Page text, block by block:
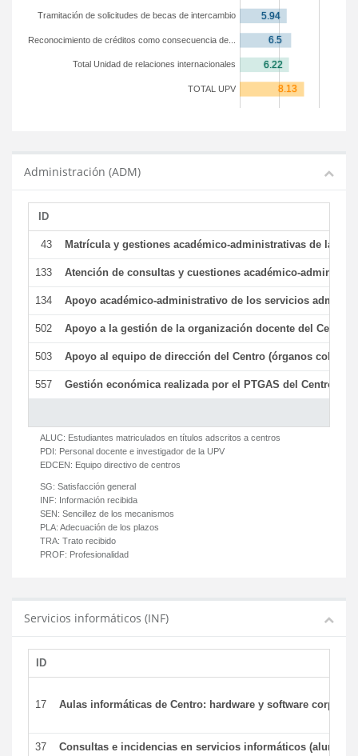
TOTAL UPV
Total Unidad de relaciones internacionales
Reconocimiento de créditos como consecuencia de...
Tramitación de solicitudes de becas de intercambio
Administración (ADM)
ID
43 Matrícula y gestiones académico-administrativas de la
133 Atención de consultas y cuestiones académico-
134 Apoyo académico-administrativo de los servicios
502 Apoyo a la gestión de la organización docente del Centro
503 Apoyo al equipo de dirección del Centro (órganos
557 Gestión económica realizada por el PTGAS del Centro
ALUC: Estudiantes matriculados en títulos adscritos a centros
PDI: Personal docente e investigador de la UPV
EDCEN: Equipo directivo de centros
SG: Satisfacción general
INF: Información recibida
SEN: Sencillez de los mecanismos
PLA: Adecuación de los plazos
TRA: Trato recibido
PROF: Profesionalidad
Servicios informáticos (INF)
ID
17 Aulas informáticas de Centro: hardware y software
37 Consultas e incidencias en servicios informáticos (alumnos)